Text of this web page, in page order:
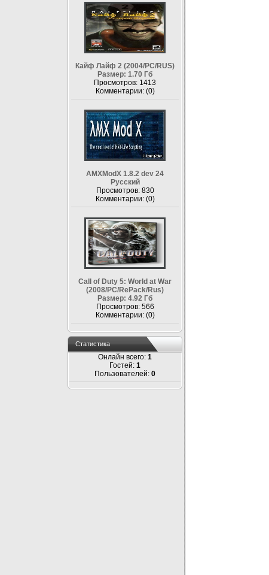
Кайф Лайф 2 (2004/PC/RUS)
Размер: 1.70 Гб
Просмотров: 1413
Комментарии: (0)
AMXModX 1.8.2 dev 24
Русский
Просмотров: 830
Комментарии: (0)
Call of Duty 5: World at War
(2008/PC/RePack/Rus)
Размер: 4.92 Гб
Просмотров: 566
Комментарии: (0)
Статистика
Онлайн всего: 1
Гостей: 1
Пользователей: 0